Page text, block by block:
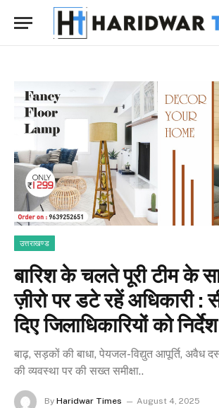
उत्तराखण्ड
बारिश के चलते पूरी टीम के
ज़ीरो पर डटे रहें अधिकारी :
दिए जिलाधिकारियों को निर्देश
बाढ़, सड़कों की बाधा, पेयजल-विद्युत आपूर्ति, अवैध
की व्यवस्था पर की सख्त समीक्षा..
By Haridwar Times August 4, 2025